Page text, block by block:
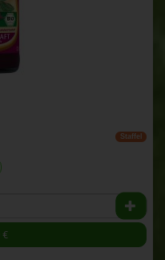
Staffel
€